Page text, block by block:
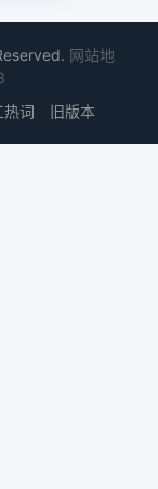
网站地
热词 旧版本